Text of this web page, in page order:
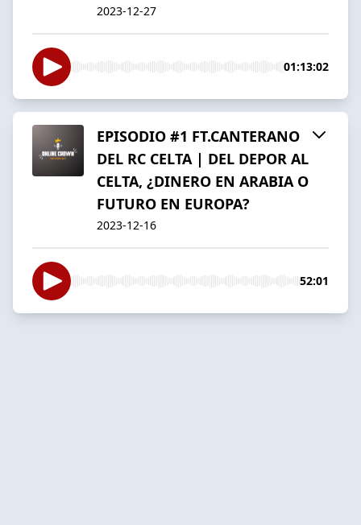
2023-12-27
01:13:02
EPISODIO #1 FT.CANTERANO
DEL RC CELTA | DEL DEPOR AL
CELTA, ¿DINERO EN ARABIA O
FUTURO EN EUROPA?
2023-12-16
52:01